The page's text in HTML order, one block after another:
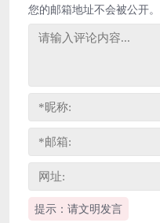
提示：请文明发言
您的邮箱地址不会被公开。